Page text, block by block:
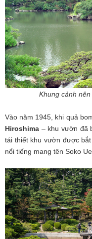
Khung cảnh
Vào năm 1945, khi quả
Hiroshima – khu vườn đã
tái thiết khu vườn được
nổi tiếng mang tên Soko